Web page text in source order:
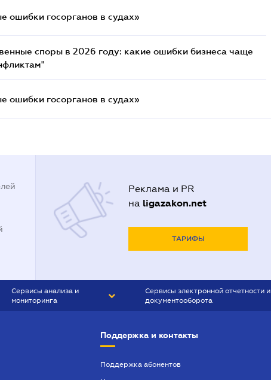
ошибки госорганов в судах»
споры в 2026 году: какие ошибки бизнеса чаще
ошибки госорганов в судах»
Реклама и PR
на ligazakon.net
ТАРИФЫ
Сервисы анализа и
мониторинга
Сервисы электронной отчетности и
документооборота
Поддержка и контакты
Поддержка абонентов